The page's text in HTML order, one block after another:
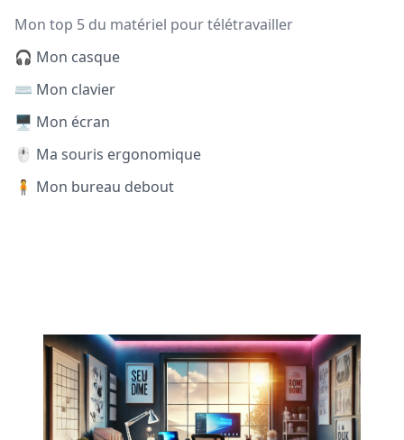
Mon top 5 du matériel pour télétravailler
🎧 Mon casque
⌨️ Mon clavier
🖥️ Mon écran
🖱️ Ma souris ergonomique
🧍 Mon bureau debout